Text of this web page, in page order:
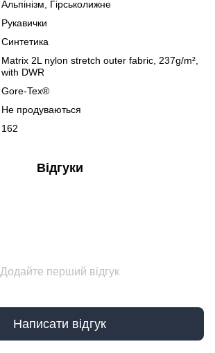
Альпінізм, Гірськолижне
Рукавички
Синтетика
Matrix 2L nylon stretch outer fabric, 237g/m²,
with DWR
Gore-Tex®
Не продуваються
162
Відгуки
Додайте перший відгук
Написати відгук